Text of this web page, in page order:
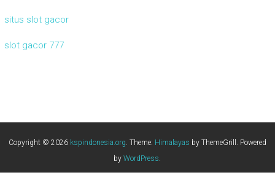
situs slot gacor
slot gacor 777
Copyright © 2026 kspindonesia.org. Theme: Himalayas by ThemeGrill. Powered
byWordPress.